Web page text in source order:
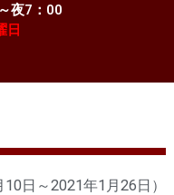
夜7：00
日
10日～2021年1月26日）